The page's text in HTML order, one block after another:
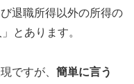
退職所得以外の所得の
とあります。
ですが、 簡単に言う